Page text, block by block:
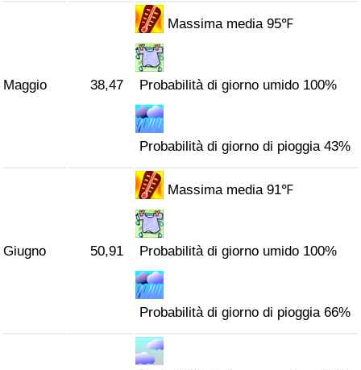
Maggio 38,47
Massima media 95℉
Probabilità di giorno umido 100%
Probabilità di giorno di pioggia 43%
Giugno 50,91
Massima media 91℉
Probabilità di giorno umido 100%
Probabilità di giorno di pioggia 66%
Indice del traffico (Corrente)
Indice del traffico per Nazione